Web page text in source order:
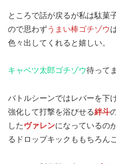
ところで話が戻るが私は駄菓
ので思わずうまい棒ゴチゾウ
色々出してくれると嬉しい。
キャベツ太郎ゴチゾウ待って
バトルシーンではレバーを下
強化して打撃を浴びせる絆斗
した ヴァレンになっているの
るドロップキックももちろん